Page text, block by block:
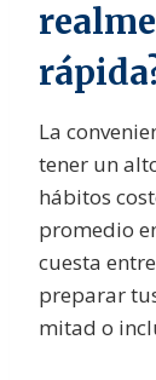
La
tener un
hábitos
promedio
cuesta
preparar
mitad o